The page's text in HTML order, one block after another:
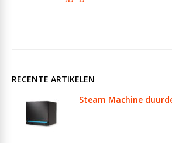
RECENTE ARTIKELEN
Steam Machine